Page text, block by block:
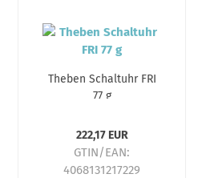
Theben Schaltuhr FRI
77 g
222,17 EUR
GTIN/EAN:
4068131217229